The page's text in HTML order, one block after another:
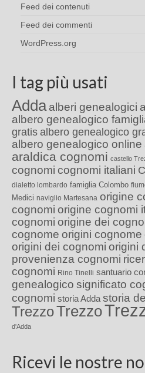
Feed dei contenuti
Feed dei commenti
WordPress.org
I tag più usati
Adda alberi genealogici
albero genealogico
gratis albero genealogico
albero genealogico online
araldica cognomi castello
cognomi cognomi italiani
dialetto lombardo famiglia Colombo
Medici naviglio Martesana origine
cognomi origine cognomi
cognomi origine dei
cognome origini cognome
origini dei cognomi origini
provenienza cognomi
cognomi Rino Tinelli santuario
genealogico significato
cognomi storia Adda storia
TrezzoTrezzo
d'Adda
Ricevi le nostre